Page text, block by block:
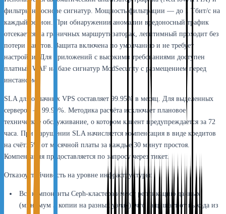
фильтры на основе сигнатур. Мощность фильтрации — до 1 Тбит/с на
каждый регион. При обнаружении аномалии вредоносный трафик
отсекается на граничных маршрутизаторах, легитимный проходит без
потери пакетов. Защита включена по умолчанию и не требует
настройки. Для приложений с высокими требованиями доступен
платный WAF на базе сигнатур ModSecurity с размещением перед
инстансом.
SLA для облачных VPS составляет 99.95% в месяц. Для выделенных
серверов — 99.99%. Методика расчёта исключает плановое
техническое обслуживание, о котором клиент предупреждается за 72
часа. При нарушении SLA начисляется компенсация в виде кредитов
на счёт: 5% от месячной платы за каждые 30 минут простоя.
Компенсация предоставляется по запросу через тикет.
Отказоустойчивость на уровне инфраструктуры:
Все компоненты Ceph-кластера имеют репликацию данных
(минимум 3 копии на разных узлах), что защищает от выхода из